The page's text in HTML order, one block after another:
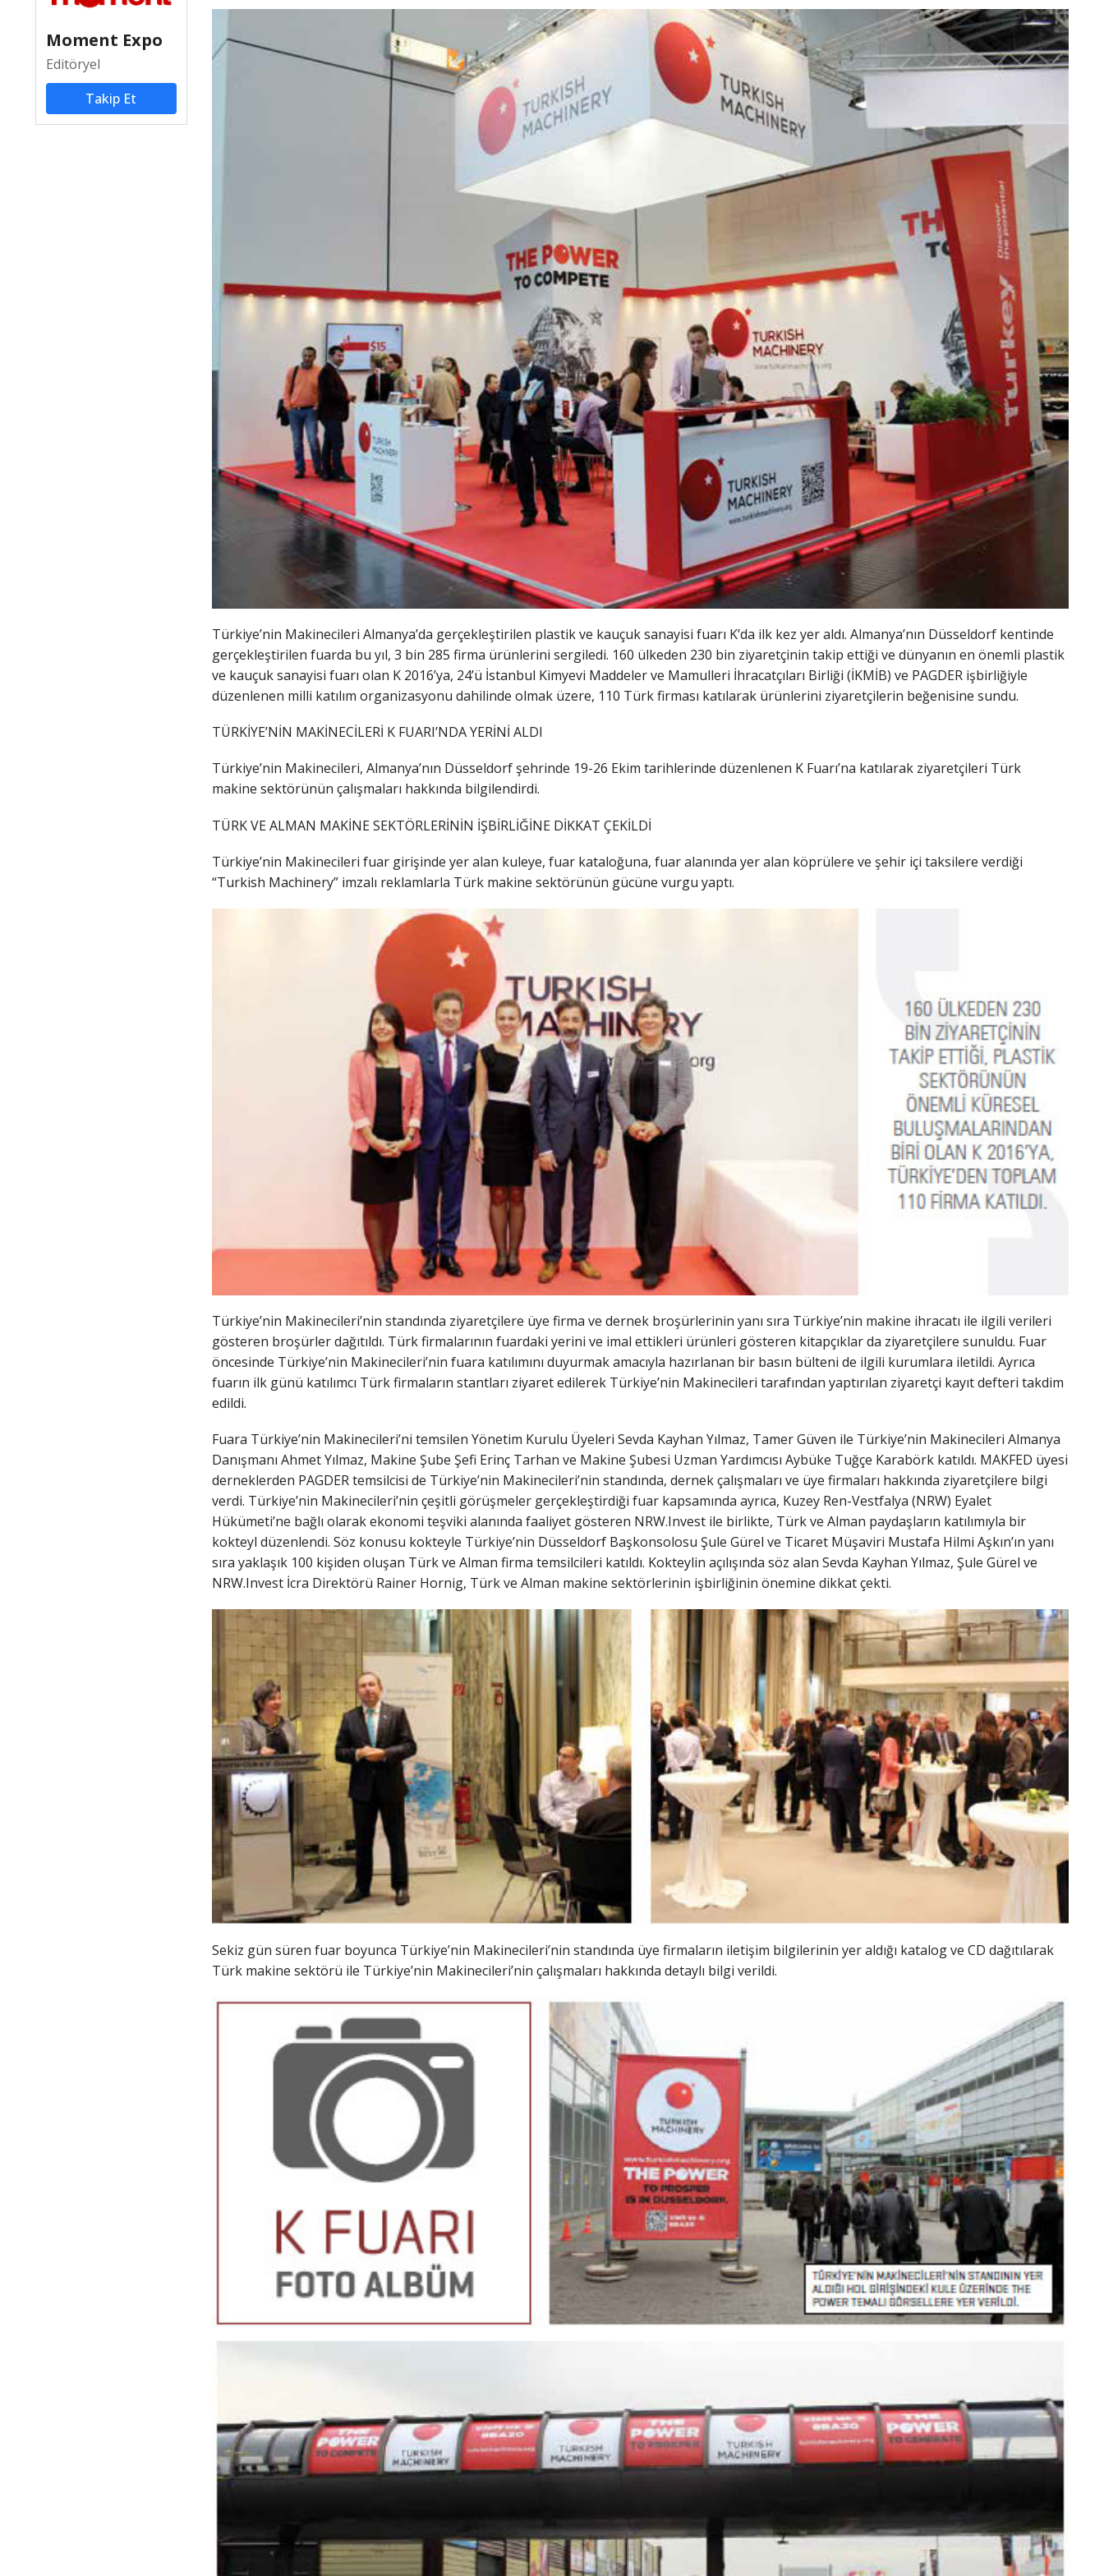
Moment Expo
Editöryel
Takip Et
Türkiye’nin Makinecileri Almanya’da gerçekleştirilen plastik ve kauçuk sanayisi fuarı K’da ilk kez yer aldı. Almanya’nın Düsseldorf kentinde
gerçekleştirilen fuarda bu yıl, 3 bin 285 firma ürünlerini sergiledi. 160 ülkeden 230 bin ziyaretçinin takip ettiği ve dünyanın en önemli plastik
ve kauçuk sanayisi fuarı olan K 2016’ya, 24’ü İstanbul Kimyevi Maddeler ve Mamulleri İhracatçıları Birliği (İKMİB) ve PAGDER işbirliğiyle
düzenlenen milli katılım organizasyonu dahilinde olmak üzere, 110 Türk firması katılarak ürünlerini ziyaretçilerin beğenisine sundu.
TÜRKİYE’NİN MAKİNECİLERİ K FUARI’NDA YERİNİ ALDI
Türkiye’nin Makinecileri, Almanya’nın Düsseldorf şehrinde 19-26 Ekim tarihlerinde düzenlenen K Fuarı’na katılarak ziyaretçileri Türk
makine sektörünün çalışmaları hakkında bilgilendirdi.
TÜRK VE ALMAN MAKİNE SEKTÖRLERİNİN İŞBİRLİĞİNE DİKKAT ÇEKİLDİ
Türkiye’nin Makinecileri fuar girişinde yer alan kuleye, fuar kataloğuna, fuar alanında yer alan köprülere ve şehir içi taksilere verdiği
“Turkish Machinery” imzalı reklamlarla Türk makine sektörünün gücüne vurgu yaptı.
Türkiye’nin Makinecileri’nin standında ziyaretçilere üye firma ve dernek broşürlerinin yanı sıra Türkiye’nin makine ihracatı ile ilgili verileri
gösteren broşürler dağıtıldı. Türk firmalarının fuardaki yerini ve imal ettikleri ürünleri gösteren kitapçıklar da ziyaretçilere sunuldu. Fuar
öncesinde Türkiye’nin Makinecileri’nin fuara katılımını duyurmak amacıyla hazırlanan bir basın bülteni de ilgili kurumlara iletildi. Ayrıca
fuarın ilk günü katılımcı Türk firmaların stantları ziyaret edilerek Türkiye’nin Makinecileri tarafından yaptırılan ziyaretçi kayıt defteri takdim
edildi.
Fuara Türkiye’nin Makinecileri’ni temsilen Yönetim Kurulu Üyeleri Sevda Kayhan Yılmaz, Tamer Güven ile Türkiye’nin Makinecileri Almanya
Danışmanı Ahmet Yılmaz, Makine Şube Şefi Erinç Tarhan ve Makine Şubesi Uzman Yardımcısı Aybüke Tuğçe Karabörk katıldı. MAKFED üyesi
derneklerden PAGDER temsilcisi de Türkiye’nin Makinecileri’nin standında, dernek çalışmaları ve üye firmaları hakkında ziyaretçilere bilgi
verdi. Türkiye’nin Makinecileri’nin çeşitli görüşmeler gerçekleştirdiği fuar kapsamında ayrıca, Kuzey Ren-Vestfalya (NRW) Eyalet
Hükümeti’ne bağlı olarak ekonomi teşviki alanında faaliyet gösteren NRW.Invest ile birlikte, Türk ve Alman paydaşların katılımıyla bir
kokteyl düzenlendi. Söz konusu kokteyle Türkiye’nin Düsseldorf Başkonsolosu Şule Gürel ve Ticaret Müşaviri Mustafa Hilmi Aşkın’ın yanı
sıra yaklaşık 100 kişiden oluşan Türk ve Alman firma temsilcileri katıldı. Kokteylin açılışında söz alan Sevda Kayhan Yılmaz, Şule Gürel ve
NRW.Invest İcra Direktörü Rainer Hornig, Türk ve Alman makine sektörlerinin işbirliğinin önemine dikkat çekti.
Sekiz gün süren fuar boyunca Türkiye’nin Makinecileri’nin standında üye firmaların iletişim bilgilerinin yer aldığı katalog ve CD dağıtılarak
Türk makine sektörü ile Türkiye’nin Makinecileri’nin çalışmaları hakkında detaylı bilgi verildi.